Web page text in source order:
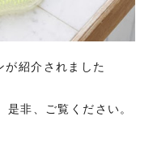
紹介されました
非、ご覧ください。